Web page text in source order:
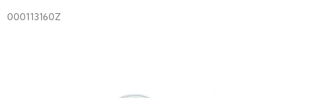
000113160Z